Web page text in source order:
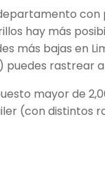
hay más
más bajas en
puedes rastrear
mayor de
(con distintos